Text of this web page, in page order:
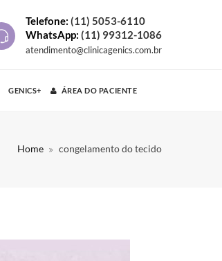
Telefone: (11) 5053-6110
WhatsApp: (11) 99312-1086
atendimento@clinicagenics.com.br
GENICS+ ÁREA DO PACIENTE
Home congelamento do tecido